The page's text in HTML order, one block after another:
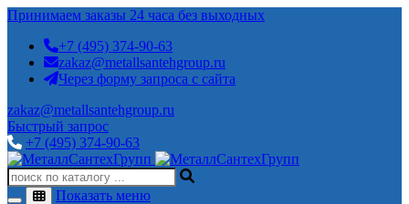
Принимаем заказы 24 часа без выходных
+7 (495) 374-90-63
zakaz@metallsantehgroup.ru
Через форму запроса с сайта
zakaz@metallsantehgroup.ru
Быстрый запрос
+7 (495) 374-90-63
Показать меню